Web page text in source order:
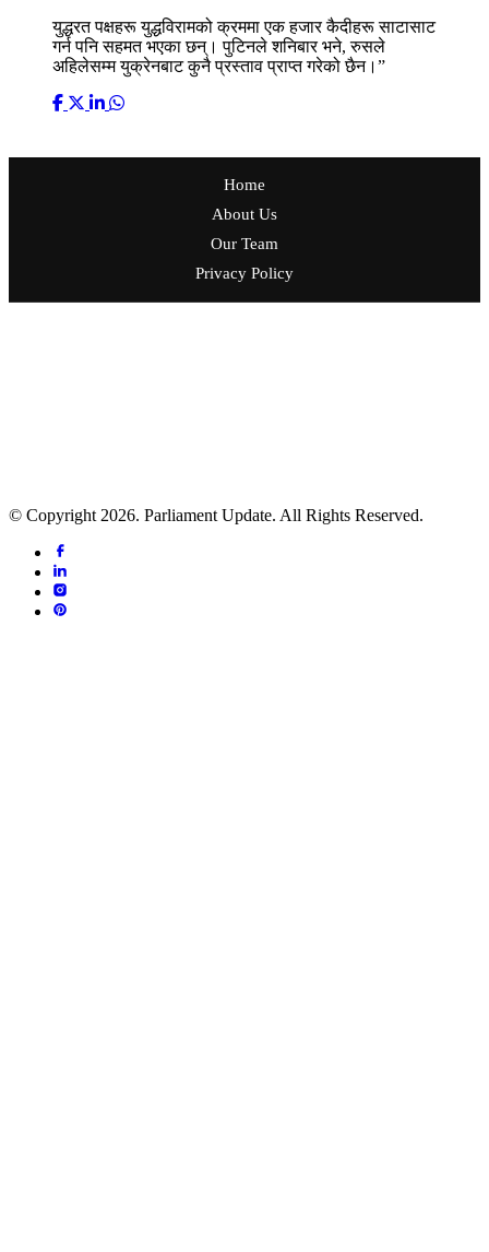
युद्धरत पक्षहरू युद्धविरामको क्रममा एक हजार कैदीहरू साटासाट
गर्न पनि सहमत भएका छन्। पुटिनले शनिबार भने, रुसले
अहिलेसम्म युक्रेनबाट कुनै प्रस्ताव प्राप्त गरेको छैन।”
Home
About Us
Our Team
Privacy Policy
© Copyright 2026. Parliament Update. All Rights Reserved.